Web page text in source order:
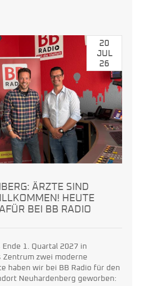
20
JUL
26
ÄRZTE SIND
HEUTE
BEI BB RADIO
1. Quartal 2027 in
Zentrum zwei moderne
haben wir bei BB Radio für den
Neuhardenberg geworben: